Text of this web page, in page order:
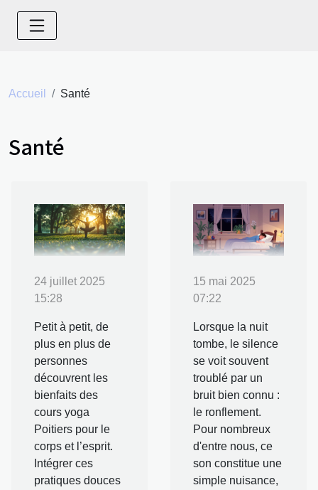
Accueil Santé
Santé
24 juillet 2025
15:28
Petit à petit, de
plus en plus de
personnes
découvrent les
bienfaits des
cours yoga
Poitiers pour le
corps et l’esprit.
Intégrer ces
pratiques douces
15 mai 2025
07:22
Lorsque la nuit
tombe, le silence
se voit souvent
troublé par un
bruit bien connu :
le ronflement.
Pour nombreux
d'entre nous, ce
son constitue une
simple nuisance,